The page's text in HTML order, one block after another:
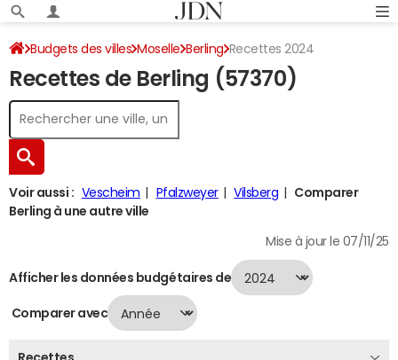
Budgets des villes Moselle Berling Recettes 2024
Recettes de Berling (57370)
Voir aussi : Vescheim Pfalzweyer Vilsberg
Comparer
Berling à une autre ville
Mise à jour le 07/11/25
Afficher les données budgétaires de
Comparer avec
Recettes